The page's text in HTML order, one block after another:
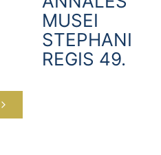
MUSEI
STEPHANI
REGIS 49.